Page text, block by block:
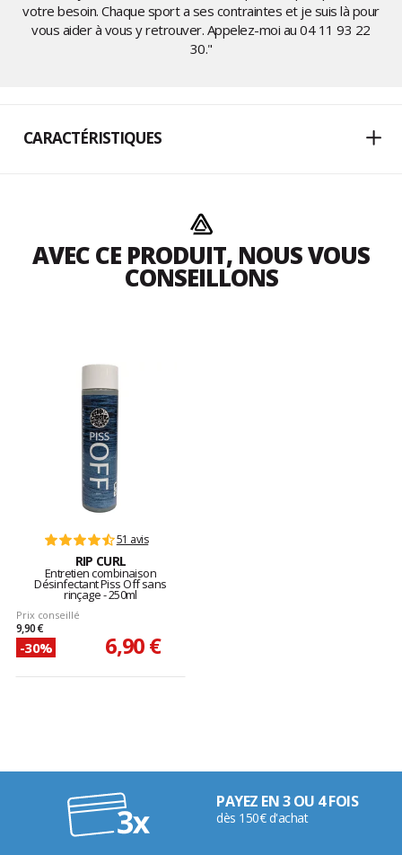
votre besoin. Chaque sport a ses contraintes et je suis là pour
vous aider à vous y retrouver. Appelez-moi au04 11 93 22
30."
CARACTÉRISTIQUES
AVEC CE PRODUIT, NOUS VOUS
CONSEILLONS
51 avis
RIP CURL
Entretien combinaison
Désinfectant Piss Off sans
rinçage - 250ml
Prix conseillé
9,90 €
-30% 6,90 €
PAYEZ EN 3 OU 4 FOIS
dès 150€ d'achat